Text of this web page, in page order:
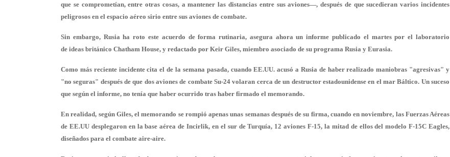
que se comprometían, entre otras cosas, a mantener las distancias entre sus aviones—, después de que sucedieran varios incidentes
peligrosos en el espacio aéreo sirio entre sus aviones de combate.
Sin embargo, Rusia ha roto este acuerdo de forma rutinaria, asegura ahora un informe publicado el martes por el laboratorio
de ideas británico Chatham House, y redactado por Keir Giles, miembro asociado de su programa Rusia y Eurasia.
Como más reciente incidente cita el de la semana pasada, cuando EE.UU. acusó a Rusia de haber realizado maniobras "agresivas" y
"no seguras" después de que dos aviones de combate Su-24 volaran cerca de un destructor estadounidense en el mar Báltico. Un suceso
que según el informe, no tenía que haber ocurrido tras haber firmado el memorando.
En realidad, según Giles, el memorando se rompió apenas unas semanas después de su firma, cuando en noviembre, las Fuerzas Aéreas
de EE.UU desplegaron en la base aérea de Incirlik, en el sur de Turquía, 12 aviones F-15, la mitad de ellos del modelo F-15C Eagles,
diseñados para el combate aire-aire.